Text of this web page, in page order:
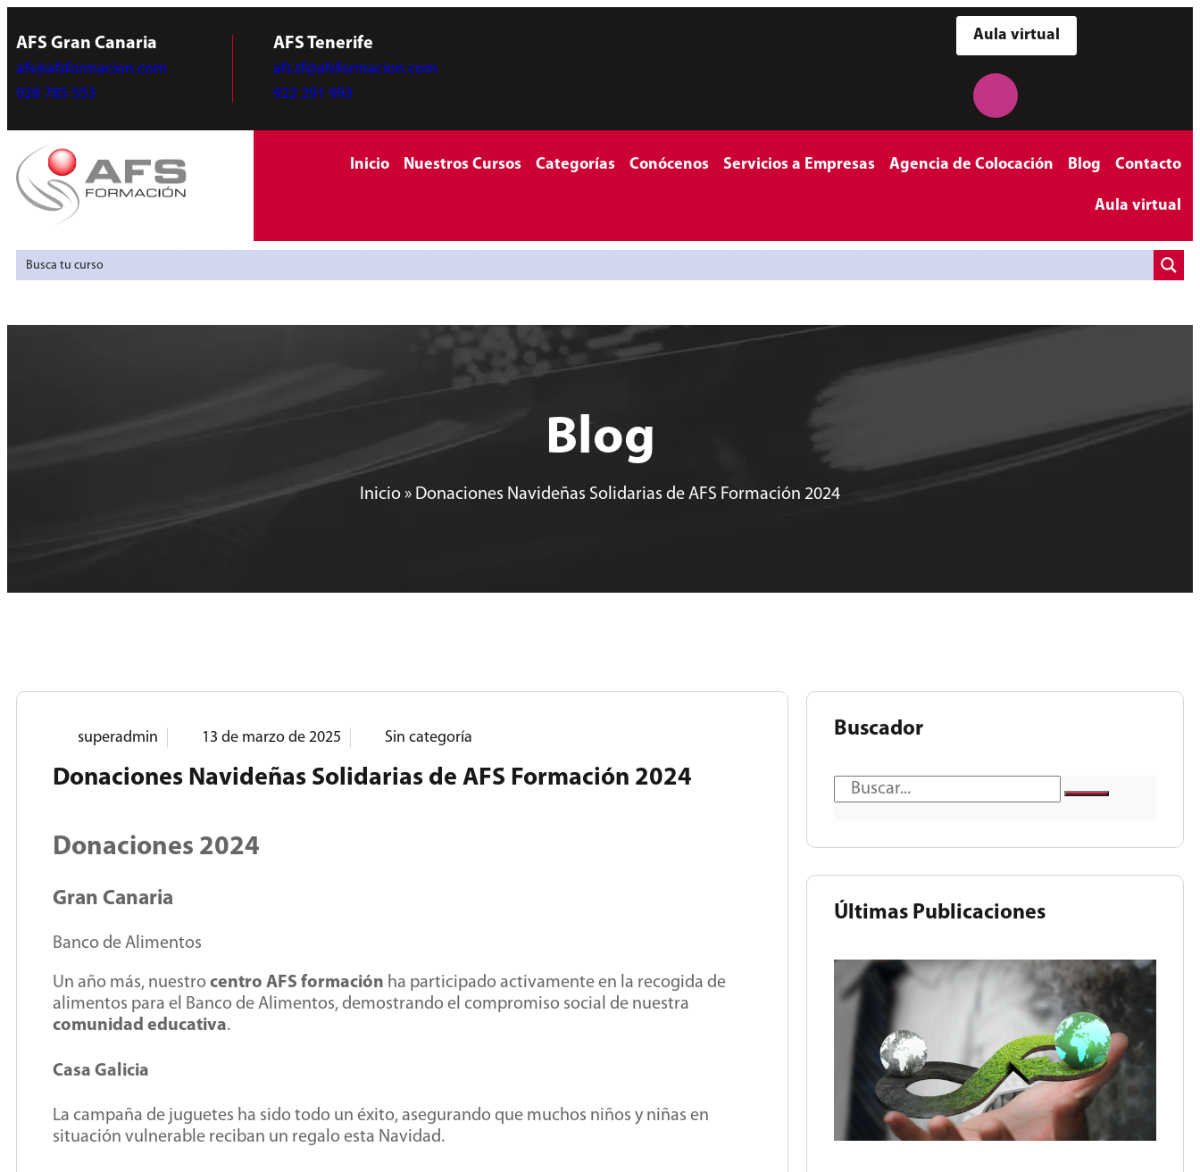
AFS Gran Canaria
afs@afsformacion.com
928 785 553
AFS Tenerife
afs.tf@afsformacion.com
922 291 993
Aula virtual
Inicio Nuestros Cursos Categorías Conócenos Servicios a Empresas Agencia de Colocación Blog Contacto
Aula virtual
Blog
Inicio » Donaciones Navideñas Solidarias de AFS Formación 2024
superadmin 13 de marzo de 2025 Sin categoría
Donaciones Navideñas Solidarias de AFS Formación 2024
Donaciones 2024
Gran Canaria
Banco de Alimentos
Un año más, nuestro centro AFS formación ha participado activamente en la recogida de
alimentos para el Banco de Alimentos, demostrando el compromiso social de nuestra
comunidad educativa.
Casa Galicia
La campaña de juguetes ha sido todo un éxito, asegurando que muchos niños y niñas en
situación vulnerable reciban un regalo esta Navidad.
Buscador
Últimas Publicaciones